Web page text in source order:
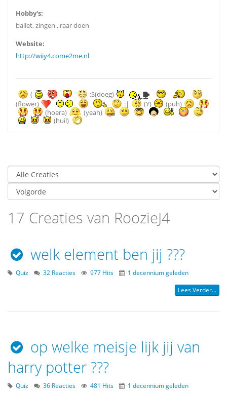
Hobby's:
ballet, zingen , raar doen
Website:
http://wiiy4.come2me.nl
(
:S(doeg)
(flower)
:| (Y)
(puh)
(hoera)
(yeah)
(huil)
17 Creaties van RoozieJ4
welk element ben jij ???
Quiz 32 Reacties 977 Hits 1 decennium geleden
Lees Verder...
op welke meisje lijk jij van
harry potter ???
Quiz 36 Reacties 481 Hits 1 decennium geleden